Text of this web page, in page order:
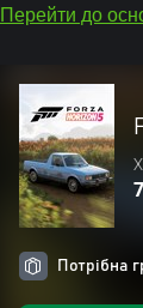
Перейти до
Потрібна